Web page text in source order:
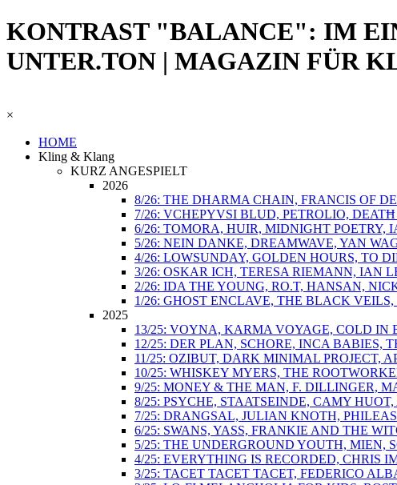
KONTRAST "BALANCE": IM
UNTER.TON | MAGAZIN FÜR
×
HOME
Kling & Klang
KURZ ANGESPIELT
2026
8/26: THE DHARMA CHAIN, FRANCIS OF
7/26: VCHEPYVSI BLUD, PETROLIO,
6/26: TOMORA, HUIR, MIDNIGHT POETRY,
5/26: NEIN DANKE, DREAMWAVE, YAN
4/26: LOWSUNDAY, GOLDEN HOURS, TO
3/26: OSKAR ICH, TERESA RIEMANN, IAN
2/26: IDA THE YOUNG, RO.T, HANSAN,
1/26: GHOST ENCLAVE, THE BLACK
2025
13/25: VOYNA, KARMA VOYAGE, COLD IN
12/25: DER PLAN, SCHORE, INCA BABIES,
11/25: OZIBUT, DARK MINIMAL PROJECT,
10/25: WHISKEY MYERS, THE
9/25: MONEY & THE MAN, F. DILLINGER,
8/25: PSYCHE, STAATSEINDE, CAMY
7/25: DRANGSAL, JULIAN KNOTH,
6/25: SWANS, YASS, FRANKIE AND THE
5/25: THE UNDERGROUND YOUTH, MIEN,
4/25: EVERYTHING IS RECORDED, CHRIS
3/25: TACET TACET TACET, FEDERICO